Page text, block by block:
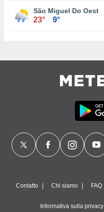
São Miguel Do Oeste
23° 9°
Contatto Chi siamo FAQ
Informativa sulla privacy